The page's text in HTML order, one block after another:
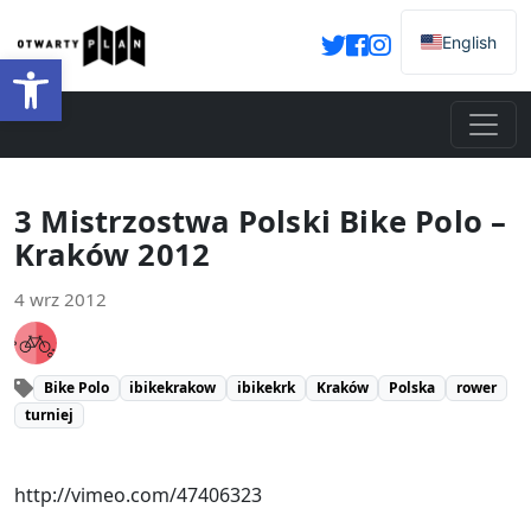
Otwórz pasek narzędzi
English
3 Mistrzostwa Polski Bike Polo –
Kraków 2012
4 wrz 2012
Bike Polo ibikekrakow ibikekrk Kraków Polska
rower
turniej
http://vimeo.com/47406323